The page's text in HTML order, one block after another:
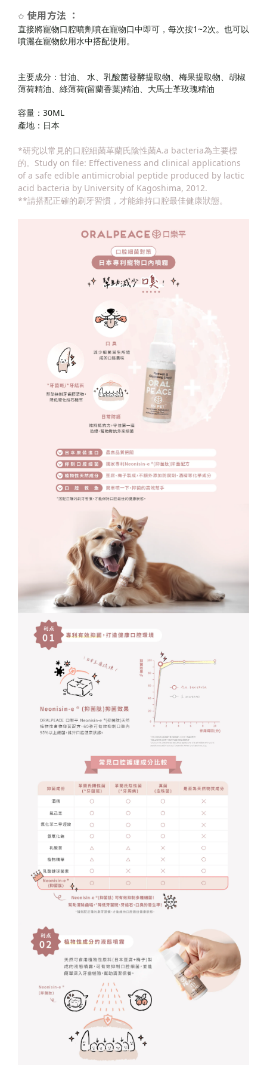
✩ 使用方法 ：
直接將寵物口腔噴劑噴在寵物口中即可，每次按1~2次。也可以
噴灑在寵物飲用水中搭配使用。
主要成分：甘油、 水、乳酸菌發酵提取物、梅果提取物、胡椒
薄荷精油、綠薄荷(留蘭香葉)精油、大馬士革玫瑰精油
容量：30ML
產地：日本
*研究以常見的口腔細菌革蘭氏陰性菌A.a bacteria為主要標
的。Study on file: Effectiveness and clinical applications
of a safe edible antimicrobial peptide produced by lactic
acid bacteria by University of Kagoshima, 2012.
**請搭配正確的刷牙習慣，才能維持口腔最佳健康狀態。